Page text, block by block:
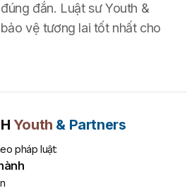
đắn. Luật sư Youth &
vệ tương lai tốt nhất cho
Youth & Partners
pháp luật: